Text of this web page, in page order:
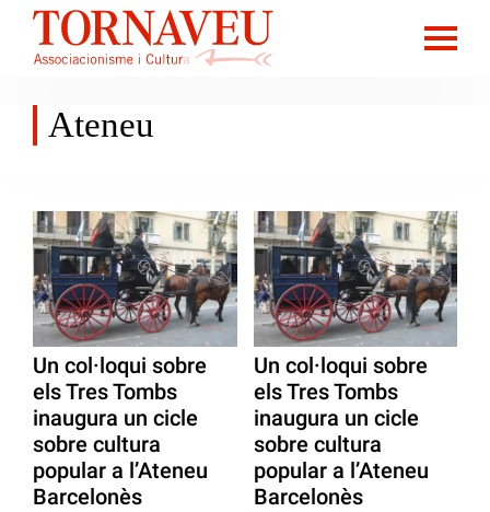
Ateneu
Un col·loqui sobre
els Tres Tombs
inaugura un cicle
sobre cultura
popular a l’Ateneu
Barcelonès
Un col·loqui sobre
els Tres Tombs
inaugura un cicle
sobre cultura
popular a l’Ateneu
Barcelonès